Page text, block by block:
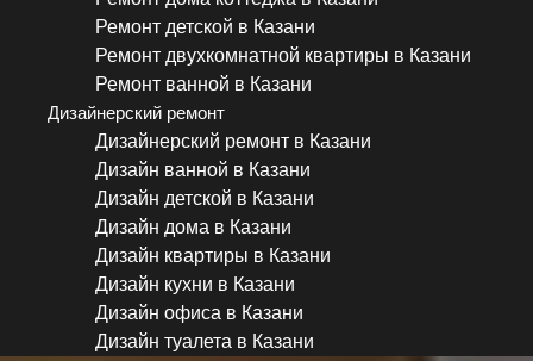
Ремонт детской в Казани
Ремонт двухкомнатной квартиры в Казани
Ремонт ванной в Казани
Дизайнерский ремонт
Дизайнерский ремонт в Казани
Дизайн ванной в Казани
Дизайн детской в Казани
Дизайн дома в Казани
Дизайн квартиры в Казани
Дизайн кухни в Казани
Дизайн офиса в Казани
Дизайн туалета в Казани